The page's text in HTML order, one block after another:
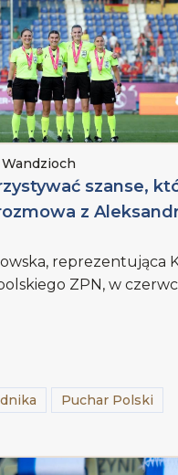
Wandzioch
szanse,
z
reprezentująca
ZPN, w
Puchar Polski